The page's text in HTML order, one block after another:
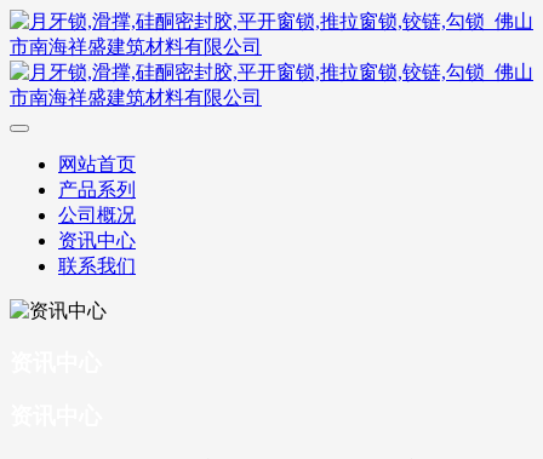
网站首页
产品系列
公司概况
资讯中心
联系我们